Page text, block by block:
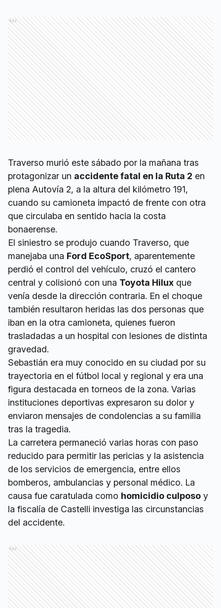
Ads
Traverso murió este sábado por la mañana tras
protagonizar un accidente fatal en la Ruta 2 en
plena Autovía 2, a la altura del kilómetro 191,
cuando su camioneta impactó de frente con otra
que circulaba en sentido hacia la costa
bonaerense.
El siniestro se produjo cuando Traverso, que
manejaba una Ford EcoSport, aparentemente
perdió el control del vehículo, cruzó el cantero
central y colisionó con una Toyota Hilux que
venía desde la dirección contraria. En el choque
también resultaron heridas las dos personas que
iban en la otra camioneta, quienes fueron
trasladadas a un hospital con lesiones de distinta
gravedad.
Sebastián era muy conocido en su ciudad por su
trayectoria en el fútbol local y regional y era una
figura destacada en torneos de la zona. Varias
instituciones deportivas expresaron su dolor y
enviaron mensajes de condolencias a su familia
tras la tragedia.
La carretera permaneció varias horas con paso
reducido para permitir las pericias y la asistencia
de los servicios de emergencia, entre ellos
bomberos, ambulancias y personal médico. La
causa fue caratulada como homicidio culposo y
la fiscalía de Castelli investiga las circunstancias
del accidente.
Ads